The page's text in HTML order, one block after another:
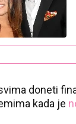
doneti
kada je